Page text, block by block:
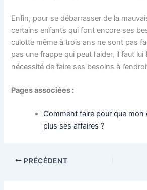
Enfin, pour se débarrasser de la
certains enfants qui font encore ses
culotte même à trois ans ne sont pas
pas une frappe qui peut l’aider, il faut
nécessité de faire ses besoins à
Pages associées :
Comment faire pour que mon
plus ses affaires ?
PRÉCÉDENT